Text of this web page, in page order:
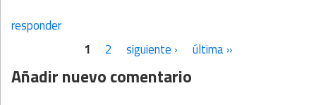
responder
1 2 siguiente › última »
Añadir nuevo comentario